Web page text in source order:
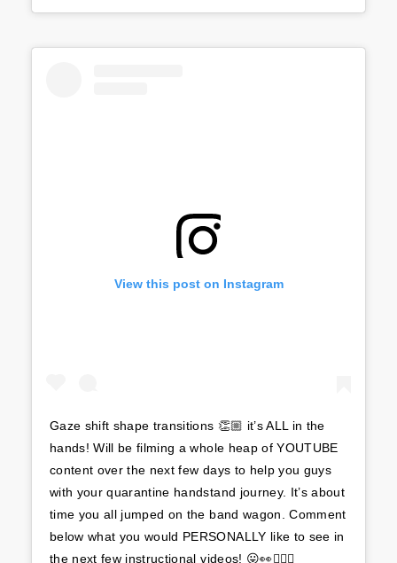
View this post on Instagram
Gaze shift shape transitions 👏🏼 it’s ALL in the
hands! Will be filming a whole heap of YOUTUBE
content over the next few days to help you guys
with your quarantine handstand journey. It’s about
time you all jumped on the band wagon. Comment
below what you would PERSONALLY like to see in
the next few instructional videos! 😛👀🤸🏼‍♀️